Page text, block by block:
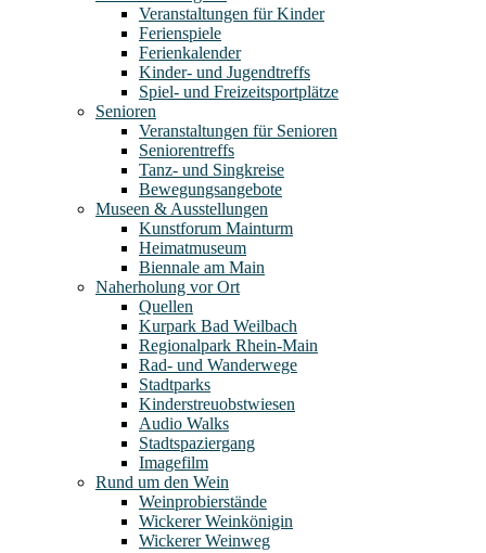
Veranstaltungen für Kinder
Ferienspiele
Ferienkalender
Kinder- und Jugendtreffs
Spiel- und Freizeitsportplätze
Senioren
Veranstaltungen für Senioren
Seniorentreffs
Tanz- und Singkreise
Bewegungsangebote
Museen & Ausstellungen
Kunstforum Mainturm
Heimatmuseum
Biennale am Main
Naherholung vor Ort
Quellen
Kurpark Bad Weilbach
Regionalpark Rhein-Main
Rad- und Wanderwege
Stadtparks
Kinderstreuobstwiesen
Audio Walks
Stadtspaziergang
Imagefilm
Rund um den Wein
Weinprobierstände
Wickerer Weinkönigin
Wickerer Weinweg